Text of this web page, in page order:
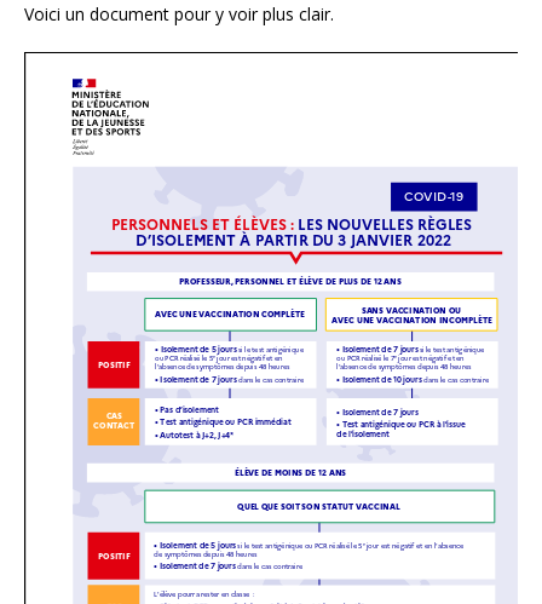
Voici un document pour y voir plus clair.